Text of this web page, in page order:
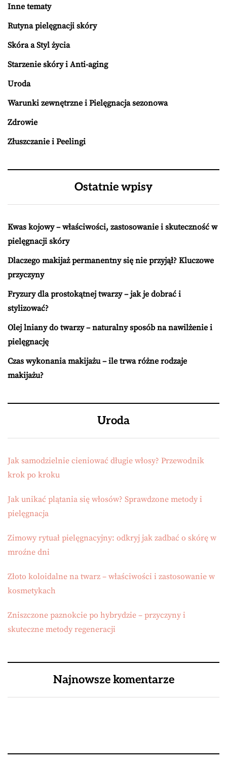
Inne tematy
Rutyna pielęgnacji skóry
Skóra a Styl życia
Starzenie skóry i Anti-aging
Uroda
Warunki zewnętrzne i Pielęgnacja sezonowa
Zdrowie
Złuszczanie i Peelingi
Ostatnie wpisy
Kwas kojowy – właściwości, zastosowanie i skuteczność w
pielęgnacji skóry
Dlaczego makijaż permanentny się nie przyjął? Kluczowe
przyczyny
Fryzury dla prostokątnej twarzy – jak je dobrać i
stylizować?
Olej lniany do twarzy – naturalny sposób na nawilżenie i
pielęgnację
Czas wykonania makijażu – ile trwa różne rodzaje
makijażu?
Uroda
Jak samodzielnie cieniować długie włosy? Przewodnik
krok po kroku
Jak unikać plątania się włosów? Sprawdzone metody i
pielęgnacja
Zimowy rytuał pielęgnacyjny: odkryj jak zadbać o skórę w
mroźne dni
Złoto koloidalne na twarz – właściwości i zastosowanie w
kosmetykach
Zniszczone paznokcie po hybrydzie – przyczyny i
skuteczne metody regeneracji
Najnowsze komentarze